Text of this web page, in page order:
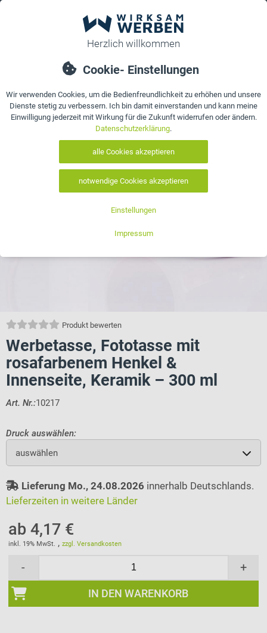
Produkt bewerten
Werbetasse, Fototasse mit
rosafarbenem Henkel &
Innenseite, Keramik – 300 ml
Art. Nr.:10217
Druck auswählen:
auswählen
Lieferung Mo., 24.08.2026 innerhalb Deutschlands.
Lieferzeiten in weitere Länder
ab 4,17 €
inkl. 19% MwSt. ,zzgl. Versandkosten
- +
IN DEN WARENKORB
Details Bewertungen Kontakt